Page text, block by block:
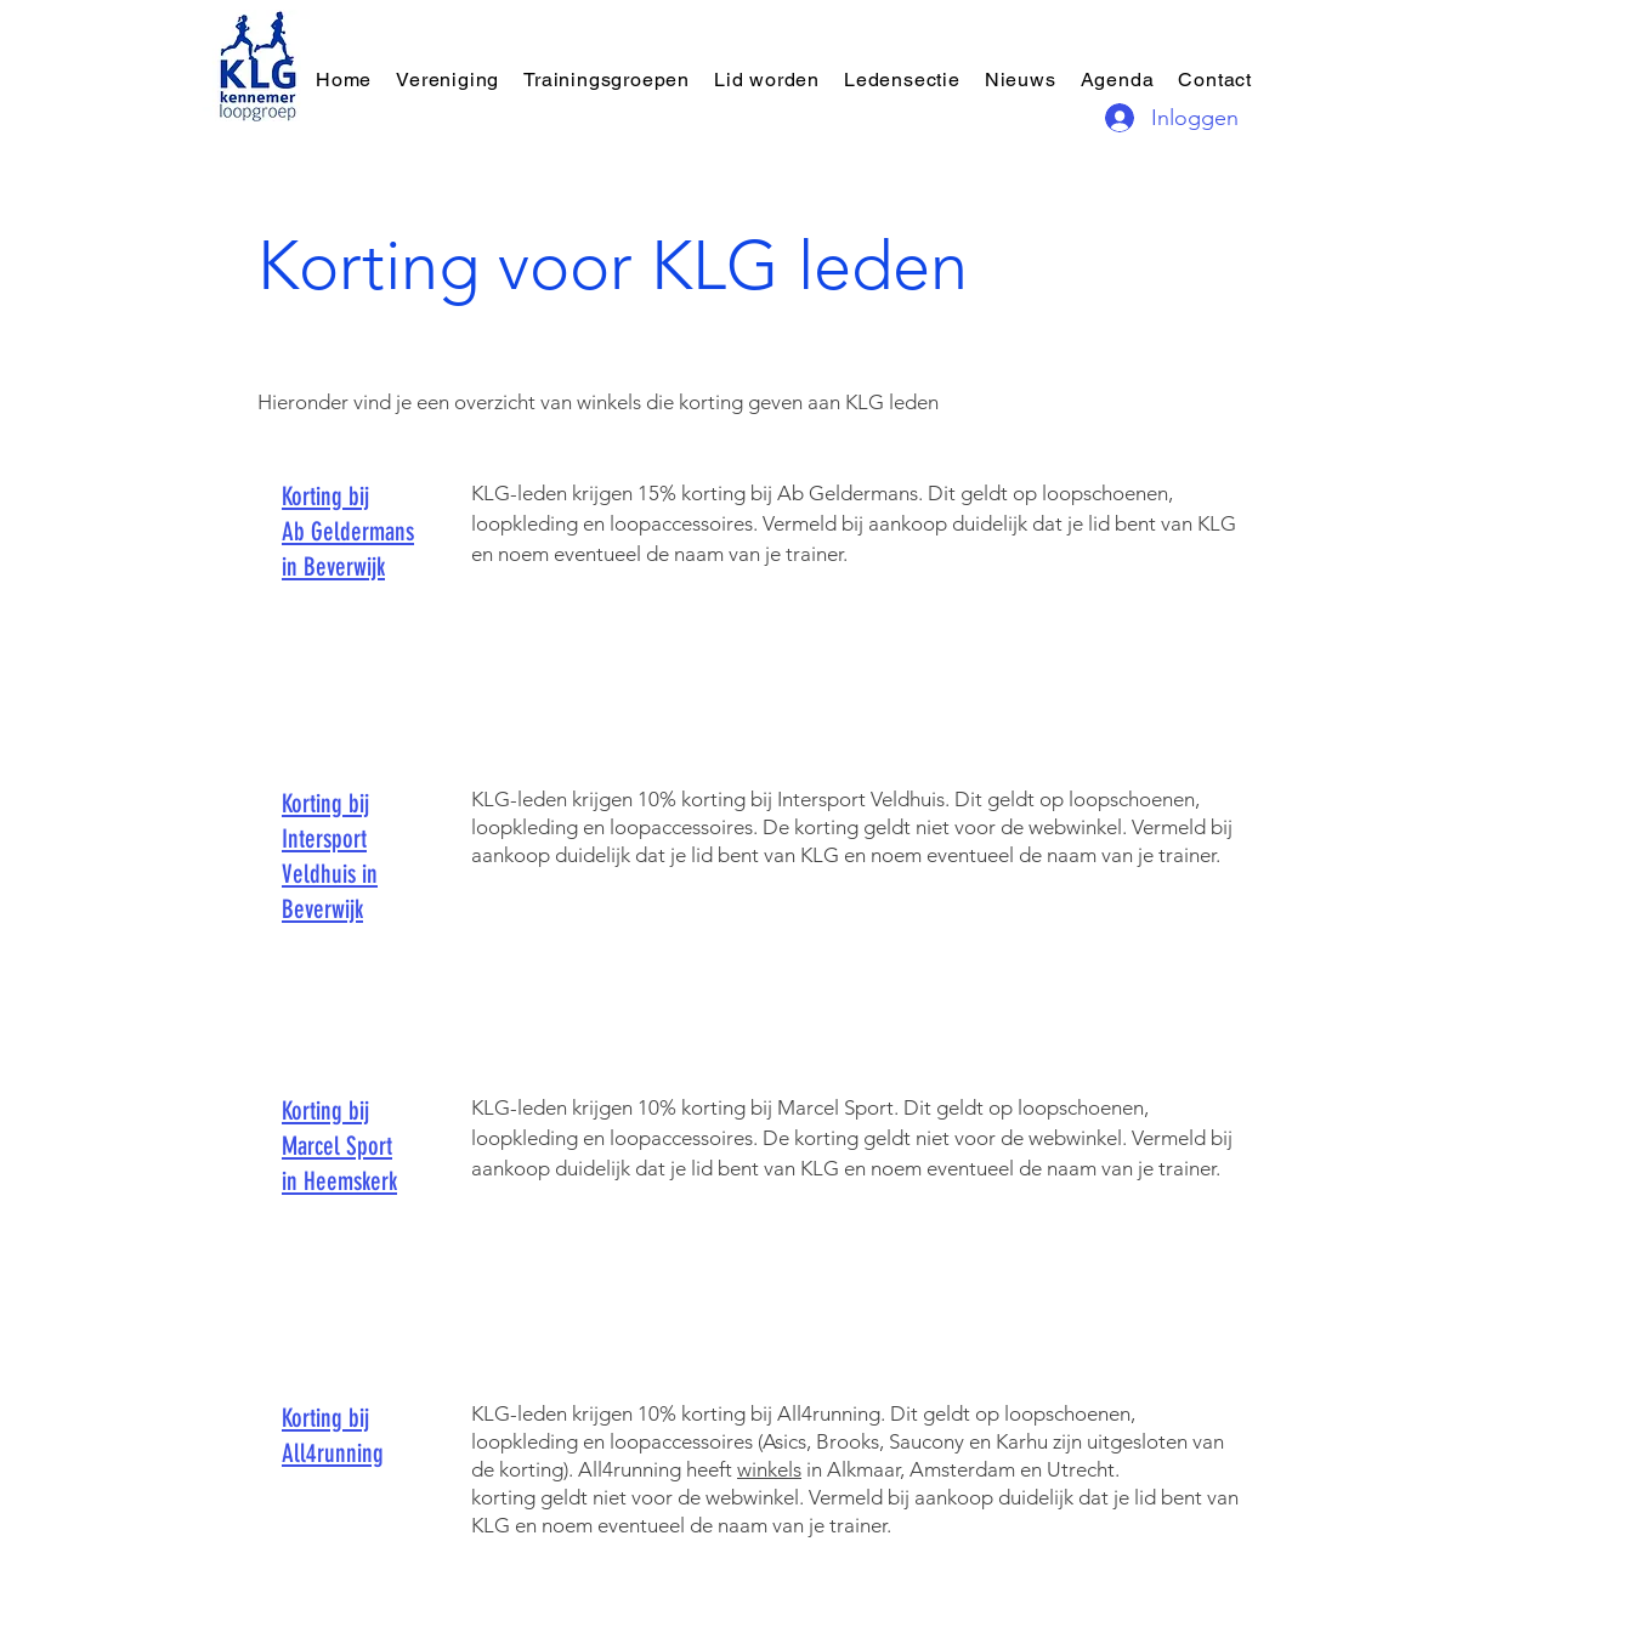
Home Vereniging Trainingsgroepen Lid worden Ledensectie Nieuws Agenda Contact
Inloggen
Korting voor KLG leden
Hieronder vind je een overzicht van winkels die korting geven aan KLG leden
Korting bij
Ab Geldermans
in Beverwijk
KLG-leden krijgen 15% korting bij Ab Geldermans. Dit geldt op loopschoenen,
loopkleding en loopaccessoires. Vermeld bij aankoop duidelijk dat je lid bent van KLG
en noem eventueel de naam van je trainer.
Korting bij
Intersport
Veldhuis in
Beverwijk
KLG-leden krijgen 10% korting bij Intersport Veldhuis. Dit geldt op loopschoenen,
loopkleding en loopaccessoires. De korting geldt niet voor de webwinkel. Vermeld bij
aankoop duidelijk dat je lid bent van KLG en noem eventueel de naam van je trainer.
Korting bij
Marcel Sport
in Heemskerk
KLG-leden krijgen 10% korting bij Marcel Sport. Dit geldt op loopschoenen,
loopkleding en loopaccessoires. De korting geldt niet voor de webwinkel. Vermeld bij
aankoop duidelijk dat je lid bent van KLG en noem eventueel de naam van je trainer.
Korting bij
All4running
KLG-leden krijgen 10% korting bij All4running. Dit geldt op loopschoenen,
loopkleding en loopaccessoires (Asics, Brooks, Saucony en Karhu zijn uitgesloten van
de korting). All4running heeft winkels in Alkmaar, Amsterdam en Utrecht.
korting geldt niet voor de webwinkel. Vermeld bij aankoop duidelijk dat je lid bent van
KLG en noem eventueel de naam van je trainer.